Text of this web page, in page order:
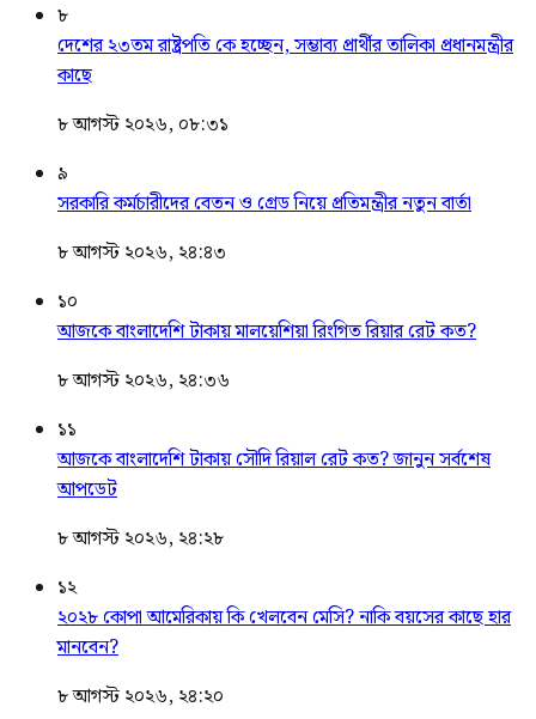
৮
দেশের ২৩তম রাষ্ট্রপতি কে হচ্ছেন, সম্ভাব্য প্রার্থীর তালিকা প্রধানমন্ত্রীর
কাছে
৮ আগস্ট ২০২৬, ০৮:৩১
৯
সরকারি কর্মচারীদের বেতন ও গ্রেড নিয়ে প্রতিমন্ত্রীর নতুন বার্তা
৮ আগস্ট ২০২৬, ২৪:৪৩
১০
আজকে বাংলাদেশি টাকায় মালয়েশিয়া রিংগিত রিয়ার রেট কত?
৮ আগস্ট ২০২৬, ২৪:৩৬
১১
আজকে বাংলাদেশি টাকায় সৌদি রিয়াল রেট কত? জানুন সর্বশেষ
আপডেট
৮ আগস্ট ২০২৬, ২৪:২৮
১২
২০২৮ কোপা আমেরিকায় কি খেলবেন মেসি? নাকি বয়সের কাছে হার
মানবেন?
৮ আগস্ট ২০২৬, ২৪:২০